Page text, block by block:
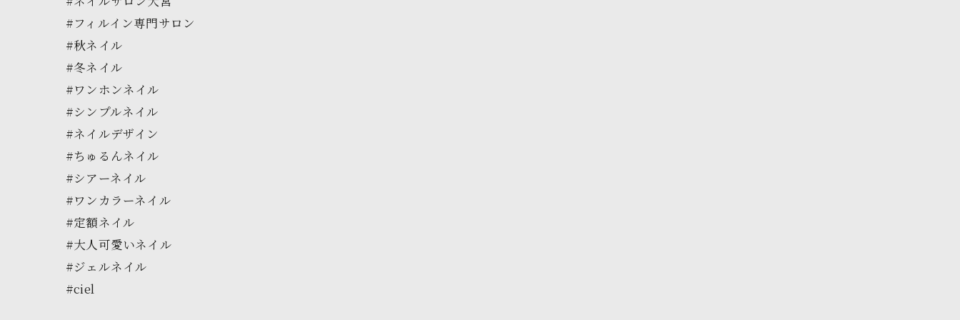
#フィルイン専門サロン
#秋ネイル
#冬ネイル
#ワンホンネイル
#シンプルネイル
#ネイルデザイン
#ちゅるんネイル
#シアーネイル
#ワンカラーネイル
#定額ネイル
#大人可愛いネイル
#ジェルネイル
#ciel